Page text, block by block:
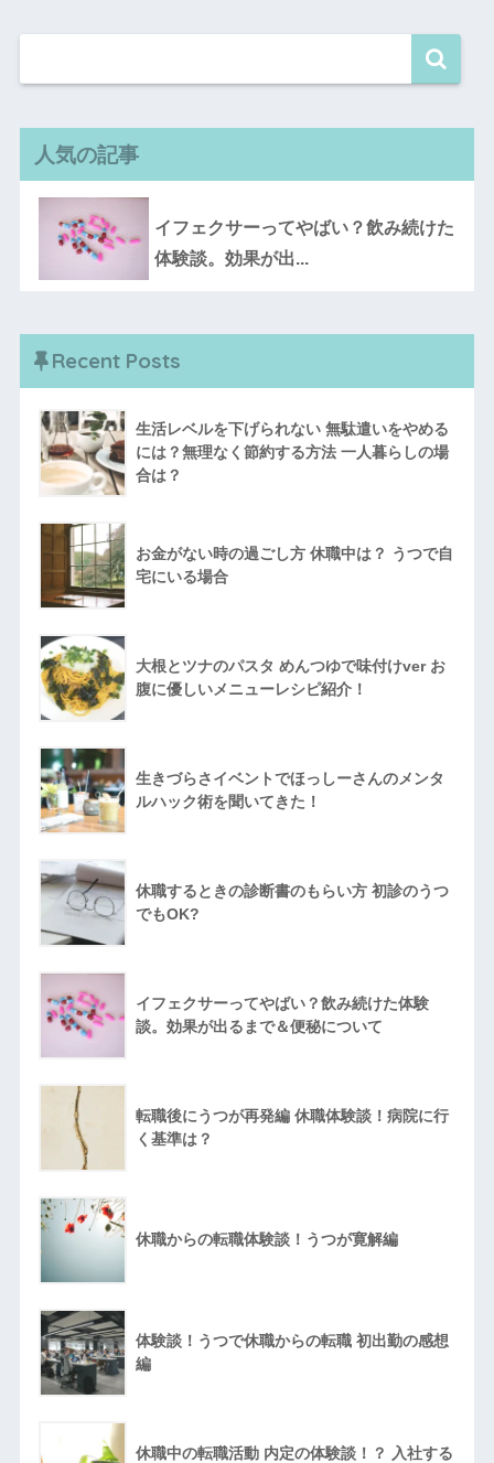
人気の記事
イフェクサーってやばい？飲み続けた
体験談。効果が出...
Recent Posts
生活レベルを下げられない 無駄遣いをやめる
には？無理なく節約する方法 一人暮らしの場
合は？
お金がない時の過ごし方 休職中は？ うつで自
宅にいる場合
大根とツナのパスタ めんつゆで味付けver お
腹に優しいメニューレシピ紹介！
生きづらさイベントでほっしーさんのメンタ
ルハック術を聞いてきた！
休職するときの診断書のもらい方 初診のうつ
でもOK?
イフェクサーってやばい？飲み続けた体験
談。効果が出るまで＆便秘について
転職後にうつが再発編 休職体験談！病院に行
く基準は？
休職からの転職体験談！うつが寛解編
体験談！うつで休職からの転職 初出勤の感想
編
休職中の転職活動 内定の体験談！？ 入社する